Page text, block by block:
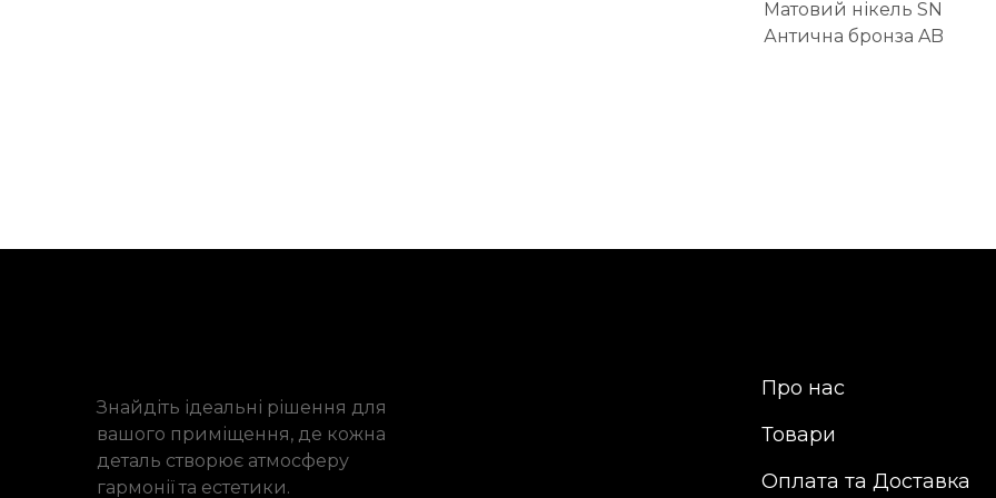
Матовий нікель SN
Антична бронза AB
Знайдіть ідеальні рішення для
вашого приміщення, де кожна
деталь створює атмосферу
гармонії та естетики.
Про нас
Товари
Оплата та Доставка